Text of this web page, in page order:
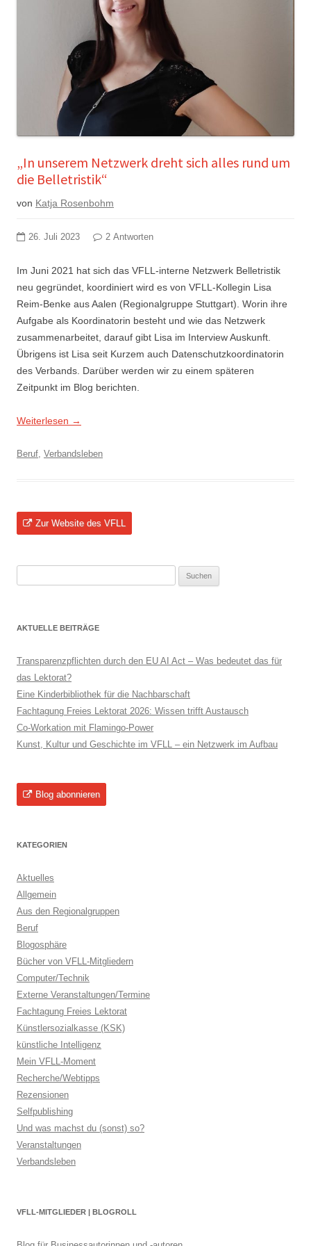
„In unserem Netzwerk dreht sich alles rund um
die Belletristik“
von Katja Rosenbohm
26. Juli 2023 2 Antworten
Im Juni 2021 hat sich das VFLL-interne Netzwerk Belletristik
neu gegründet, koordiniert wird es von VFLL-Kollegin Lisa
Reim-Benke aus Aalen (Regionalgruppe Stuttgart). Worin ihre
Aufgabe als Koordinatorin besteht und wie das Netzwerk
zusammenarbeitet, darauf gibt Lisa im Interview Auskunft.
Übrigens ist Lisa seit Kurzem auch Datenschutzkoordinatorin
des Verbands. Darüber werden wir zu einem späteren
Zeitpunkt im Blog berichten.
Weiterlesen →
Beruf, Verbandsleben
Zur Website des VFLL
AKTUELLE BEITRÄGE
Transparenzpflichten durch den EU AI Act – Was bedeutet das für
das Lektorat?
Eine Kinderbibliothek für die Nachbarschaft
Fachtagung Freies Lektorat 2026: Wissen trifft Austausch
Co-Workation mit Flamingo-Power
Kunst, Kultur und Geschichte im VFLL – ein Netzwerk im Aufbau
Blog abonnieren
KATEGORIEN
Aktuelles
Allgemein
Aus den Regionalgruppen
Beruf
Blogosphäre
Bücher von VFLL-Mitgliedern
Computer/Technik
Externe Veranstaltungen/Termine
Fachtagung Freies Lektorat
Künstlersozialkasse (KSK)
künstliche Intelligenz
Mein VFLL-Moment
Recherche/Webtipps
Rezensionen
Selfpublishing
Und was machst du (sonst) so?
Veranstaltungen
Verbandsleben
VFLL-MITGLIEDER | BLOGROLL